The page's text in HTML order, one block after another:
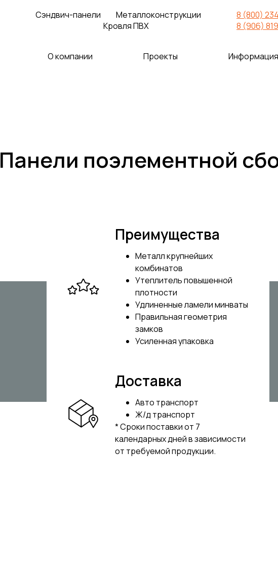
Сэндвич-панели
Металлоконструкции
Кровля ПВХ
8 (800)
8 (906)
О компании Проекты Информация
Панели поэлементной
Преимущества
Металл крупнейших
комбинатов
Утеплитель повышенной
плотности
Удлиненные ламели минваты
Правильная геометрия
замков
Усиленная упаковка
Доставка
Авто транспорт
Ж/д транспорт
* Сроки поставкиот 7
календарных дней в зависимости
от требуемой продукции.